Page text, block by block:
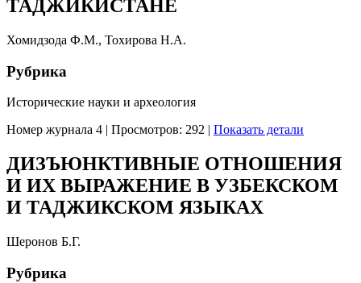
ТАДЖИКИСТАНЕ
Хомидзода Ф.М., Тохирова Н.А.
Рубрика
Исторические науки и археология
Номер журнала 4 | Просмотров: 292 | Показать детали
ДИЗЪЮНКТИВНЫЕ ОТНОШЕНИЯ
И ИХ ВЫРАЖЕНИЕ В УЗБЕКСКОМ
И ТАДЖИКСКОМ ЯЗЫКАХ
Шеронов Б.Г.
Рубрика